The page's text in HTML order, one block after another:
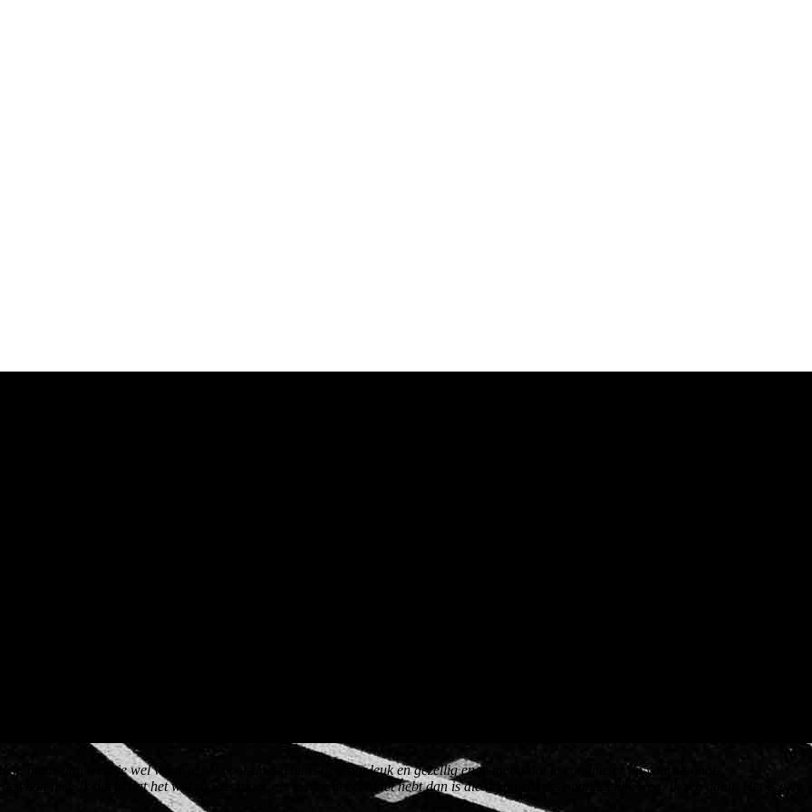
maar dan weet je wel waar je het voor doet. Het is heel erg leuk en gezellig en je merkt dat je conditie er op vooruit gaat.
niet. Ik dacht dat het wel zo was maar als je hier het contact hebt dan is die drempelvrees onmiddellijk weg. Ik zeg gaan. Het is echt